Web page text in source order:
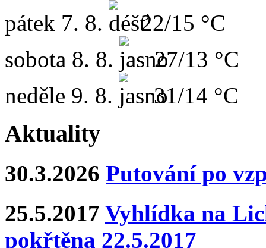
pátek 7. 8.
22/15 °C
sobota 8. 8.
27/13 °C
neděle 9. 8. 31/14 °C
Aktuality
30.3.2026 Putování po
25.5.2017 Vyhlídka na
pokřtěna 22.5.2017